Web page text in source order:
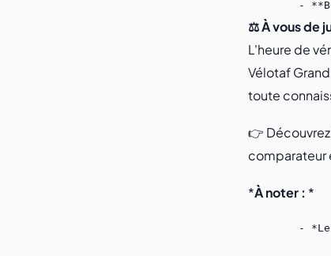
⚖️ À vous de
L'heure de
Vélotaf
toute
👉
comparateur
*À noter : *